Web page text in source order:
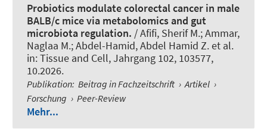
Probiotics modulate colorectal cancer in male
BALB/c mice via metabolomics and gut
microbiota regulation. / Afifi, Sherif M.; Ammar,
Naglaa M.; Abdel-Hamid, Abdel Hamid Z. et al.
in:Tissue and Cell, Jahrgang 102, 103577,
10.2026.
Publikation: Beitrag in Fachzeitschrift › Artikel ›
Forschung › Peer-Review
Mehr...